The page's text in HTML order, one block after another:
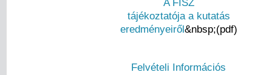
A FISZ
tájékoztatója a kutatás
eredményeiről&nbsp;(pdf)
Felvételi Információs